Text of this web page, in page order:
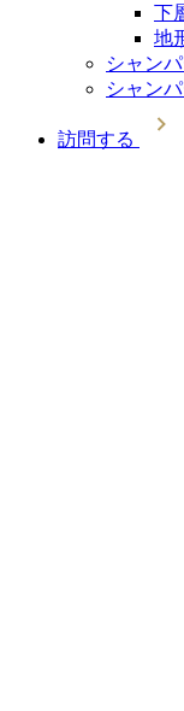
下
地
シャン
シャン
訪問する